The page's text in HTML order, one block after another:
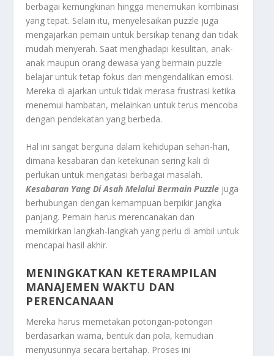
berbagai kemungkinan hingga menemukan kombinasi
yang tepat. Selain itu, menyelesaikan puzzle juga
mengajarkan pemain untuk bersikap tenang dan tidak
mudah menyerah. Saat menghadapi kesulitan, anak-
anak maupun orang dewasa yang bermain puzzle
belajar untuk tetap fokus dan mengendalikan emosi.
Mereka di ajarkan untuk tidak merasa frustrasi ketika
menemui hambatan, melainkan untuk terus mencoba
dengan pendekatan yang berbeda.
Hal ini sangat berguna dalam kehidupan sehari-hari,
dimana kesabaran dan ketekunan sering kali di
perlukan untuk mengatasi berbagai masalah.
Kesabaran Yang Di Asah Melalui Bermain Puzzle juga
berhubungan dengan kemampuan berpikir jangka
panjang. Pemain harus merencanakan dan
memikirkan langkah-langkah yang perlu di ambil untuk
mencapai hasil akhir.
MENINGKATKAN KETERAMPILAN
MANAJEMEN WAKTU DAN
PERENCANAAN
Mereka harus memetakan potongan-potongan
berdasarkan warna, bentuk dan pola, kemudian
menyusunnya secara bertahap. Proses ini